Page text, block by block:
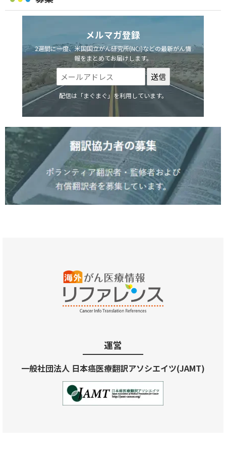
メルマガ登録
2週間に一度、米国国立がん研究所(NCI)などの最新がん情
報をまとめてお届けします。
配信は「まぐまぐ」を利用しています。
運営
一般社団法人 日本癌医療翻訳アソシエイツ(JAMT)